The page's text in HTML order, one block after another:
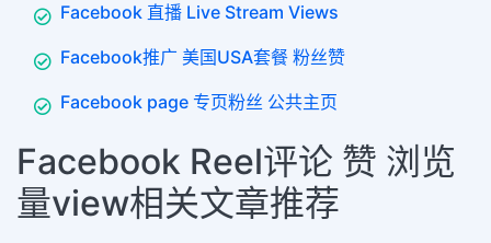
Facebook 直播 Live Stream Views
Facebook推广 美国USA套餐 粉丝赞
Facebook page 专页粉丝 公共主页
Facebook Reel评论 赞 浏览
量view相关文章推荐